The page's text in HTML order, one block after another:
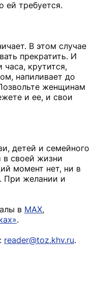
ей требуется.
В этом случае
прекратить. И
часа, крутится,
напиливает до
женщинам
и ее, и свои
детей и семейного
в своей жизни
момент нет, ни в
При желании и
в MAX,
.
reader@toz.khv.ru.